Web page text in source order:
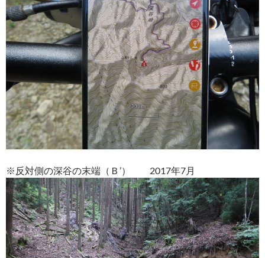
※反対側の深谷の末端（Ｂ’） 2017年7月